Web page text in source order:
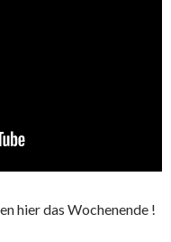
hier das Wochenende !